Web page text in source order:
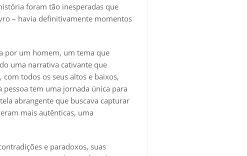
foram tão inesperadas que
– havia definitivamente momentos
por um homem, um tema que
uma narrativa cativante que
todos os seus altos e baixos,
tem uma jornada única para
abrangente que buscava capturar
mais autênticas, uma
e paradoxos, suas